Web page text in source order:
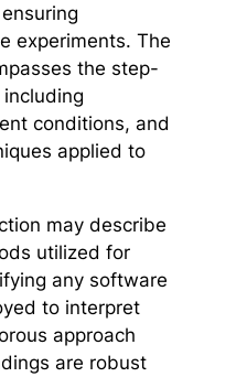
experiments. The
the step-
conditions, and
applied to
may describe
utilized for
any software
to interpret
approach
are robust